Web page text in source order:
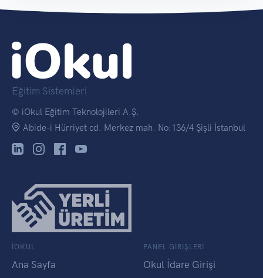
Eğitim Sistemleri
© iOkul Eğitim Teknolojileri A.Ş.
Abide-i Hürriyet cd. Merkez mah. No:136/4 Şişli İstanbul
IOKUL
Ana Sayfa
PANEL GİRİŞLERİ
Okul İdare Girişi